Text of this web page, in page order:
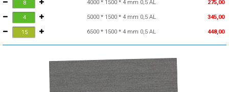
4000 * 1500 * 4 mm 0,5 AL 275,00
5000 * 1500 * 4 mm 0,5 AL 345,00
6500 * 1500 * 4 mm 0,5 AL 448,00